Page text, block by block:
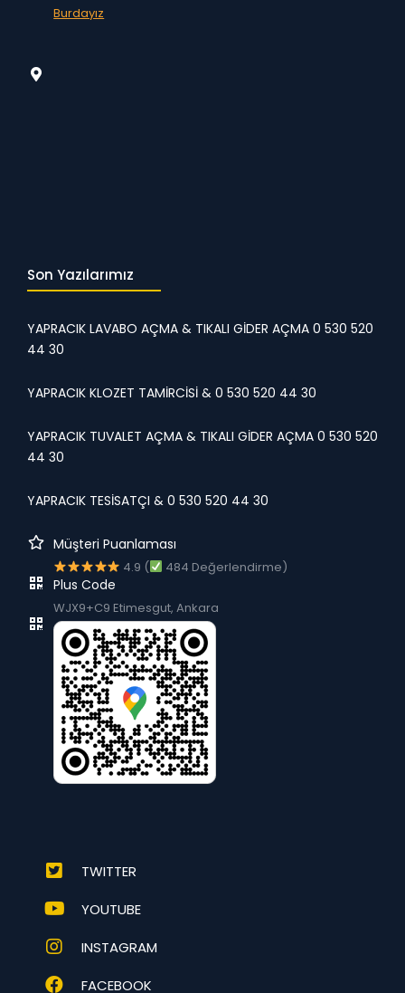
Burdayız
Son Yazılarımız
YAPRACIK LAVABO AÇMA & TIKALI GİDER AÇMA 0 530 520
44 30
YAPRACIK KLOZET TAMİRCİSİ & 0 530 520 44 30
YAPRACIK TUVALET AÇMA & TIKALI GİDER AÇMA 0 530 520
44 30
YAPRACIK TESİSATÇI & 0 530 520 44 30
Müşteri Puanlaması
4.9 ( 484 Değerlendirme)
Plus Code
WJX9+C9 Etimesgut, Ankara
TWITTER
YOUTUBE
INSTAGRAM
FACEBOOK